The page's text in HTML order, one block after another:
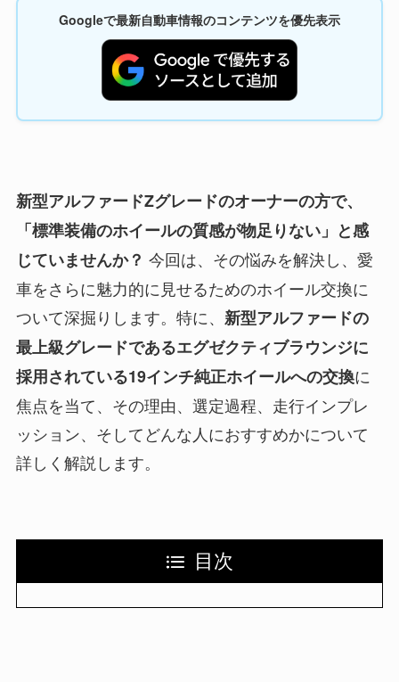
Googleで最新自動車情報のコンテンツを優先表示
新型アルファードZグレードのオーナーの方で、
「標準装備のホイールの質感が物足りない」と感
じていませんか？ 今回は、その悩みを解決し、愛
車をさらに魅力的に見せるためのホイール交換に
ついて深掘りします。特に、 新型アルファードの
最上級グレードであるエグゼクティブラウンジに
採用されている19インチ純正ホイールへの交換に
焦点を当て、その理由、選定過程、走行インプレ
ッション、そしてどんな人におすすめかについて
詳しく解説します。
目次